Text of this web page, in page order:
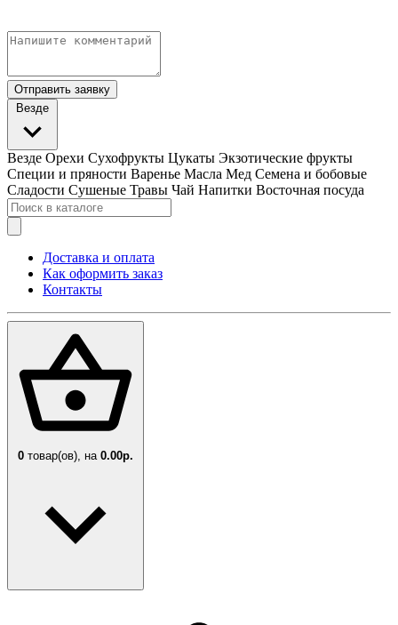
Отправить заявку
Везде
Везде Орехи Сухофрукты Цукаты Экзотические фрукты
Специи и пряности Варенье Масла Мед Семена и бобовые
Сладости Сушеные Травы Чай Напитки Восточная посуда
Доставка и оплата
Как оформить заказ
Контакты
0 товар(ов), на 0.00р.